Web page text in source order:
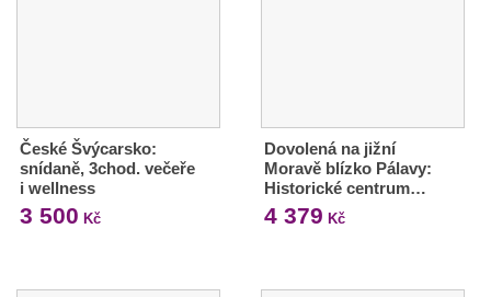
České Švýcarsko:
snídaně, 3chod. večeře
i wellness
3 500 Kč
Dovolená na jižní
Moravě blízko Pálavy:
Historické centrum…
4 379 Kč